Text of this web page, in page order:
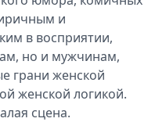
и
в восприятии,
но и мужчинам,
грани женской
женской логикой.
сцена.